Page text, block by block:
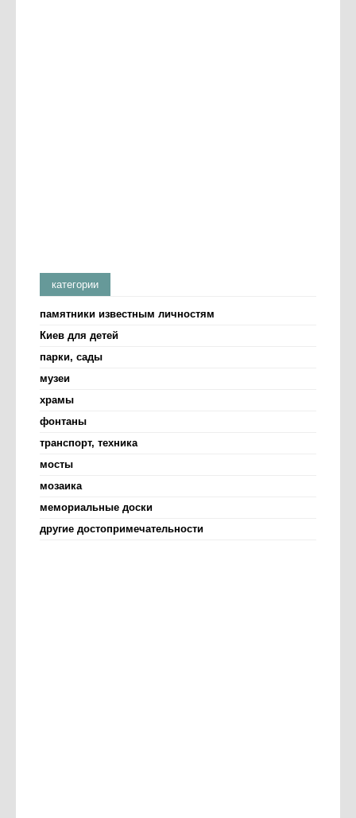
категории
памятники известным личностям
Киев для детей
парки, сады
музеи
храмы
фонтаны
транспорт, техника
мосты
мозаика
мемориальные доски
другие достопримечательности